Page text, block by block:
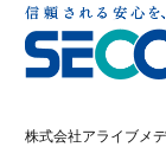
株式会社アライブメ